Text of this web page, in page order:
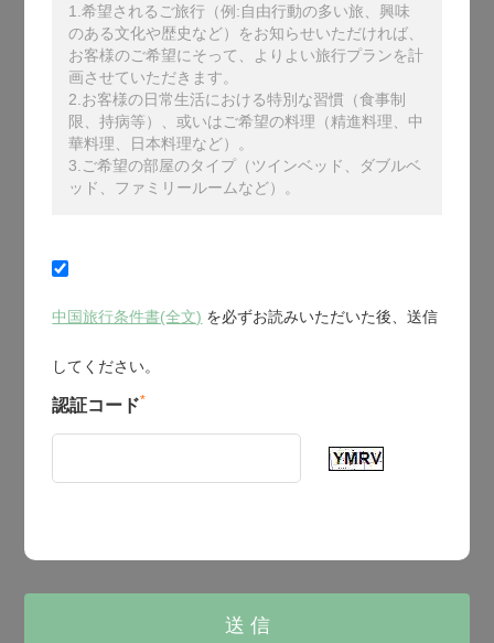
1.希望されるご旅行（例:自由行動の多い旅、興味
のある文化や歴史など）をお知らせいただければ、
お客様のご希望にそって、よりよい旅行プランを計
画させていただきます。
2.お客様の日常生活における特別な習慣（食事制
限、持病等）、或いはご希望の料理（精進料理、中
華料理、日本料理など）。
3.ご希望の部屋のタイプ（ツインベッド、ダブルベ
ッド、ファミリールームなど）。
中国旅行条件書(全文) を必ずお読みいただいた後、送信
してください。
認証コード*